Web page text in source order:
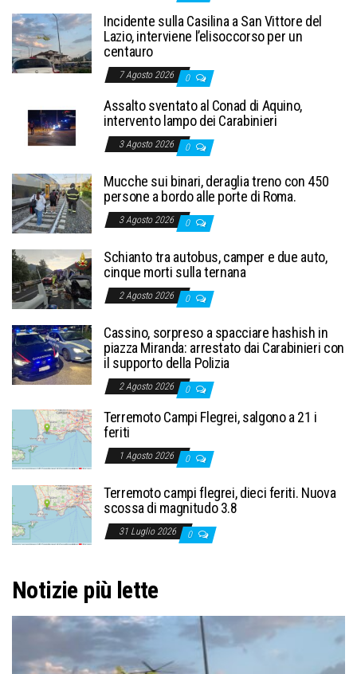
Incidente sulla Casilina a San Vittore del
Lazio, interviene l’elisoccorso per un
centauro
7 Agosto 2026 0
Assalto sventato al Conad di Aquino,
intervento lampo dei Carabinieri
3 Agosto 2026 0
Mucche sui binari, deraglia treno con 450
persone a bordo alle porte di Roma.
3 Agosto 2026 0
Schianto tra autobus, camper e due auto,
cinque morti sulla ternana
2 Agosto 2026 0
Cassino, sorpreso a spacciare hashish in
piazza Miranda: arrestato dai Carabinieri con
il supporto della Polizia
2 Agosto 2026 0
Terremoto Campi Flegrei, salgono a 21 i
feriti
1 Agosto 2026 0
Terremoto campi flegrei, dieci feriti. Nuova
scossa di magnitudo 3.8
31 Luglio 2026 0
Notizie più lette